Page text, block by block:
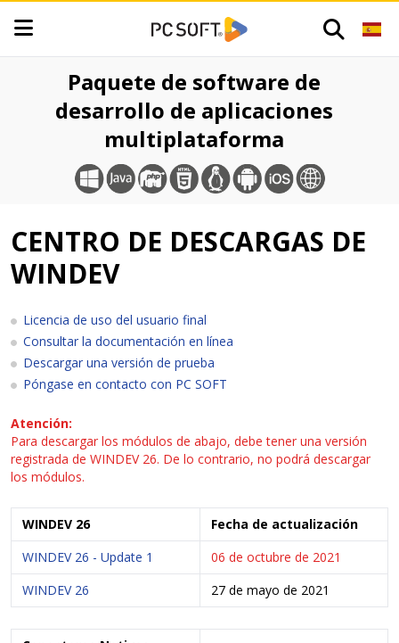
Paquete de software de
desarrollo de aplicaciones
multiplataforma
CENTRO DE DESCARGAS DE
WINDEV
Licencia de uso del usuario final
Consultar la documentación en línea
Descargar una versión de prueba
Póngase en contacto con PC SOFT
Atención:
Para descargar los módulos de abajo, debe tener una versión
registrada de WINDEV 26. De lo contrario, no podrá descargar
los módulos.
WINDEV 26
Fecha de actualización
WINDEV 26 - Update 1
06 de octubre de 2021
WINDEV 26
27 de mayo de 2021